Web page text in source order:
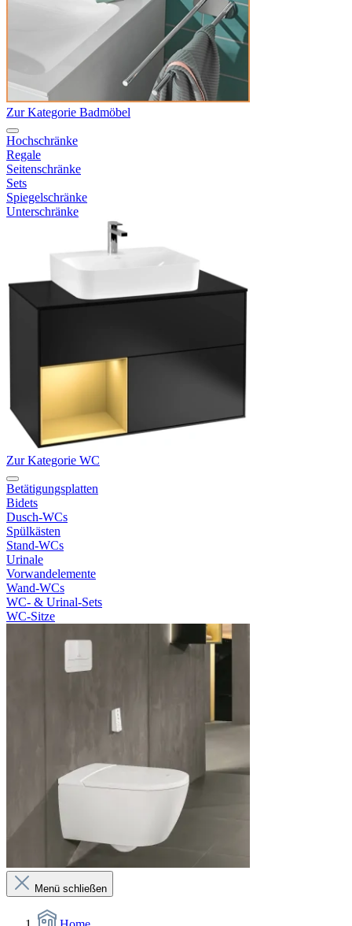
Zur Kategorie Badmöbel
Hochschränke
Regale
Seitenschränke
Sets
Spiegelschränke
Unterschränke
Zur Kategorie WC
Betätigungsplatten
Bidets
Dusch-WCs
Spülkästen
Stand-WCs
Urinale
Vorwandelemente
Wand-WCs
WC- & Urinal-Sets
WC-Sitze
Menü schließen